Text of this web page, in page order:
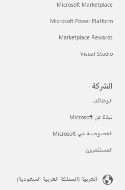
Microsoft Marketplace
Microsoft Power Platform
Marketplace Rewards
Visual Studio
الشركة
الوظائف
نبذة عن Microsoft
الخصوصية في Microsoft
المستثمرون
العربية (المملكة العربية السعودية)